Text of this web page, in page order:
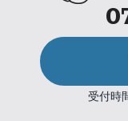
受付時